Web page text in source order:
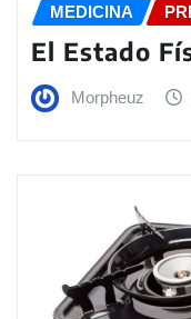
MEDICINA
El Estado
Morpheuz